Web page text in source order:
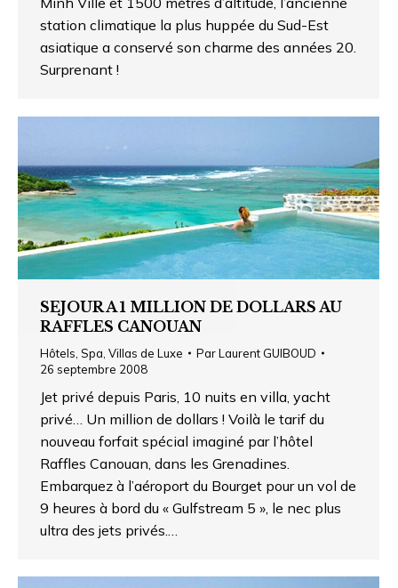
station climatique la plus huppée du Sud-Est
asiatique a conservé son charme des années 20.
Surprenant !
SEJOUR A 1 MILLION DE DOLLARS AU
RAFFLES CANOUAN
Hôtels Spa Villas de Luxe ParLaurent GUIBOUD
26 septembre 2008
Jet privé depuis Paris, 10 nuits en villa, yacht
privé… Un million de dollars ! Voilà le tarif du
nouveau forfait spécial imaginé par l’hôtel
Raffles Canouan, dans les Grenadines.
Embarquez à l’aéroport du Bourget pour un vol de
9 heures à bord du « Gulfstream 5 », le nec plus
ultra des jets privés.…